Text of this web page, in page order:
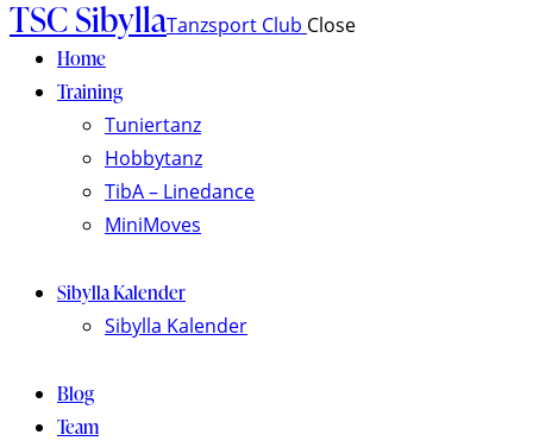
TSC SibyllaTanzsport Club Close
Home
Training
Tuniertanz
Hobbytanz
TibA – Linedance
MiniMoves
Sibylla Kalender
Sibylla Kalender
Blog
Team